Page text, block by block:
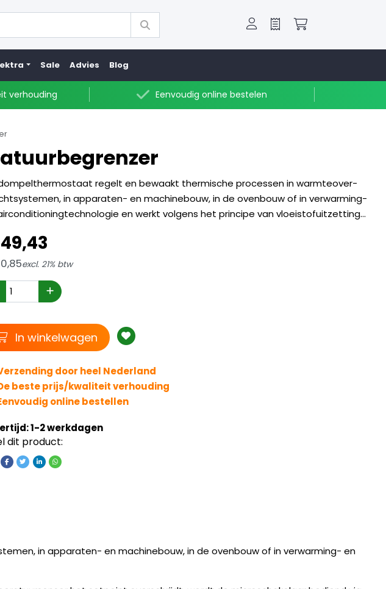
OfferteWinkelwagen
Sale Advies Blog
verhouding Eenvoudig online bestelen
regelt en bewaakt thermische processen in warmteover-
in apparaten- en machinebouw, in de ovenbouw of in verwarming-
en werkt volgens het principe van vloeistofuitzetting...
49,43
85excl. 21% btw
Winkelwagen
In winkelwagen
door heel Nederland
beste prijs/kwaliteit verhouding
online bestellen
1-2 werkdagen
dit product:
in apparaten- en machinebouw, in de ovenbouw of in verwarming- en